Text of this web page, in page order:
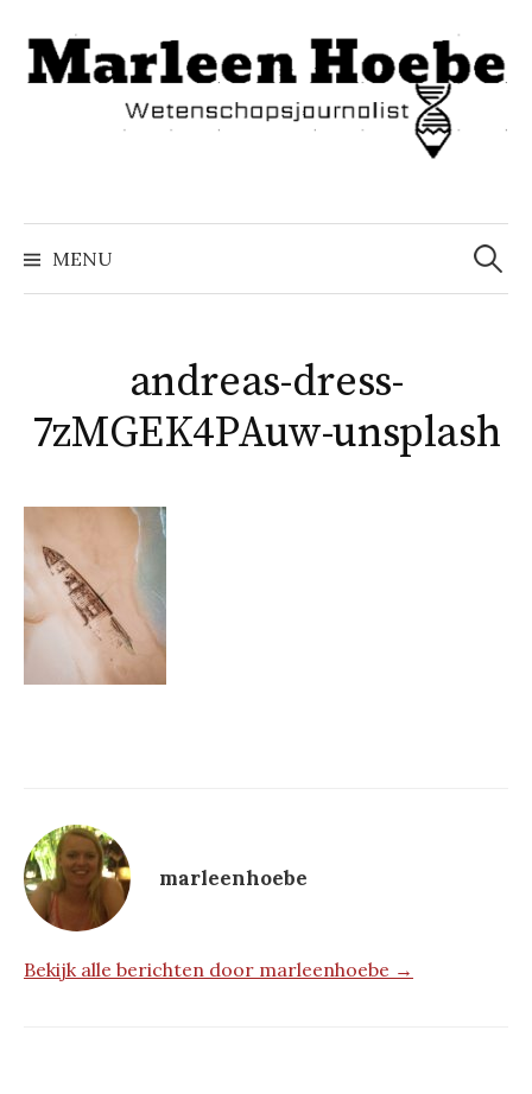
inhoud
springen
MENU
Zoeken
naar:
andreas-dress-
7zMGEK4PAuw-unsplash
marleenhoebe
Bekijk alle berichten door marleenhoebe →